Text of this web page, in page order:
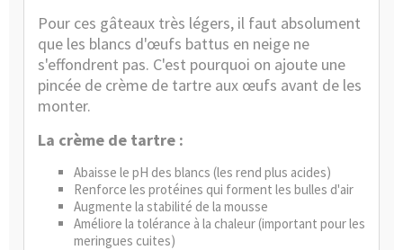
Pour ces gâteaux très légers, il faut absolument
que les blancs d'œufs battus en neige ne
s'effondrent pas. C'est pourquoi on ajoute une
pincée de crème de tartre aux œufs avant de les
monter.
La crème de tartre :
Abaisse le pH des blancs (les rend plus acides)
Renforce les protéines qui forment les bulles d'air
Augmente la stabilité de la mousse
Améliore la tolérance à la chaleur (important pour les
meringues cuites)